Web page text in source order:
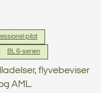
pilot
BL 6-serien
flyvebeviser
AML.